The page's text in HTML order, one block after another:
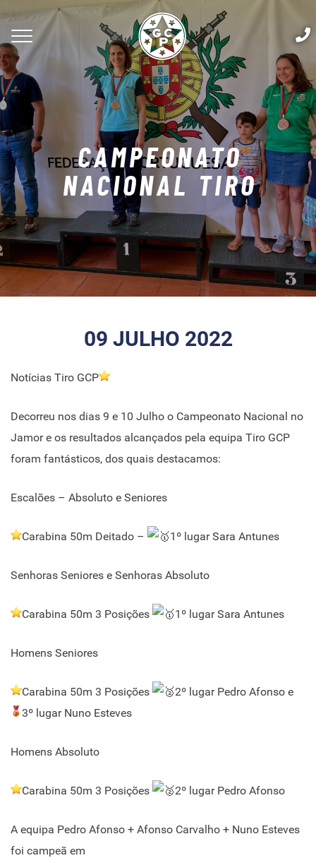
CAMPEONATO
NACIONAL TIRO
09 JULHO 2022
Notícias Tiro GCP
Decorreu nos dias 9 e 10 Julho o Campeonato Nacional no
Jamor e os resultados alcançados pela equipa Tiro GCP
foram fantásticos, dos quais destacamos:
Escalões – Absoluto e Seniores
Carabina 50m Deitado – 1º lugar Sara Antunes
Senhoras Seniores e Senhoras Absoluto
Carabina 50m 3 Posições 1º lugar Sara Antunes
Homens Seniores
Carabina 50m 3 Posições
2º lugar Pedro Afonso e
3º lugar Nuno Esteves
Homens Absoluto
Carabina 50m 3 Posições 2º lugar Pedro Afonso
A equipa Pedro Afonso + Afonso Carvalho + Nuno Esteves
foi campeã em